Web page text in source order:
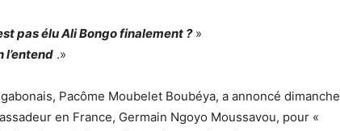
pas élu Ali Bongo finalement ? »
l’entend .»
Pacôme Moubelet Boubéya, a annoncé dimanche
en France, Germain Ngoyo Moussavou, pour «